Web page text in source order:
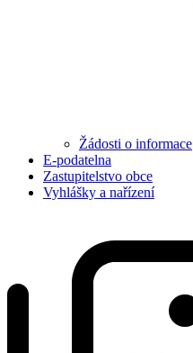
Žádosti o informace
E-podatelna
Zastupitelstvo obce
Vyhlášky a nařízení